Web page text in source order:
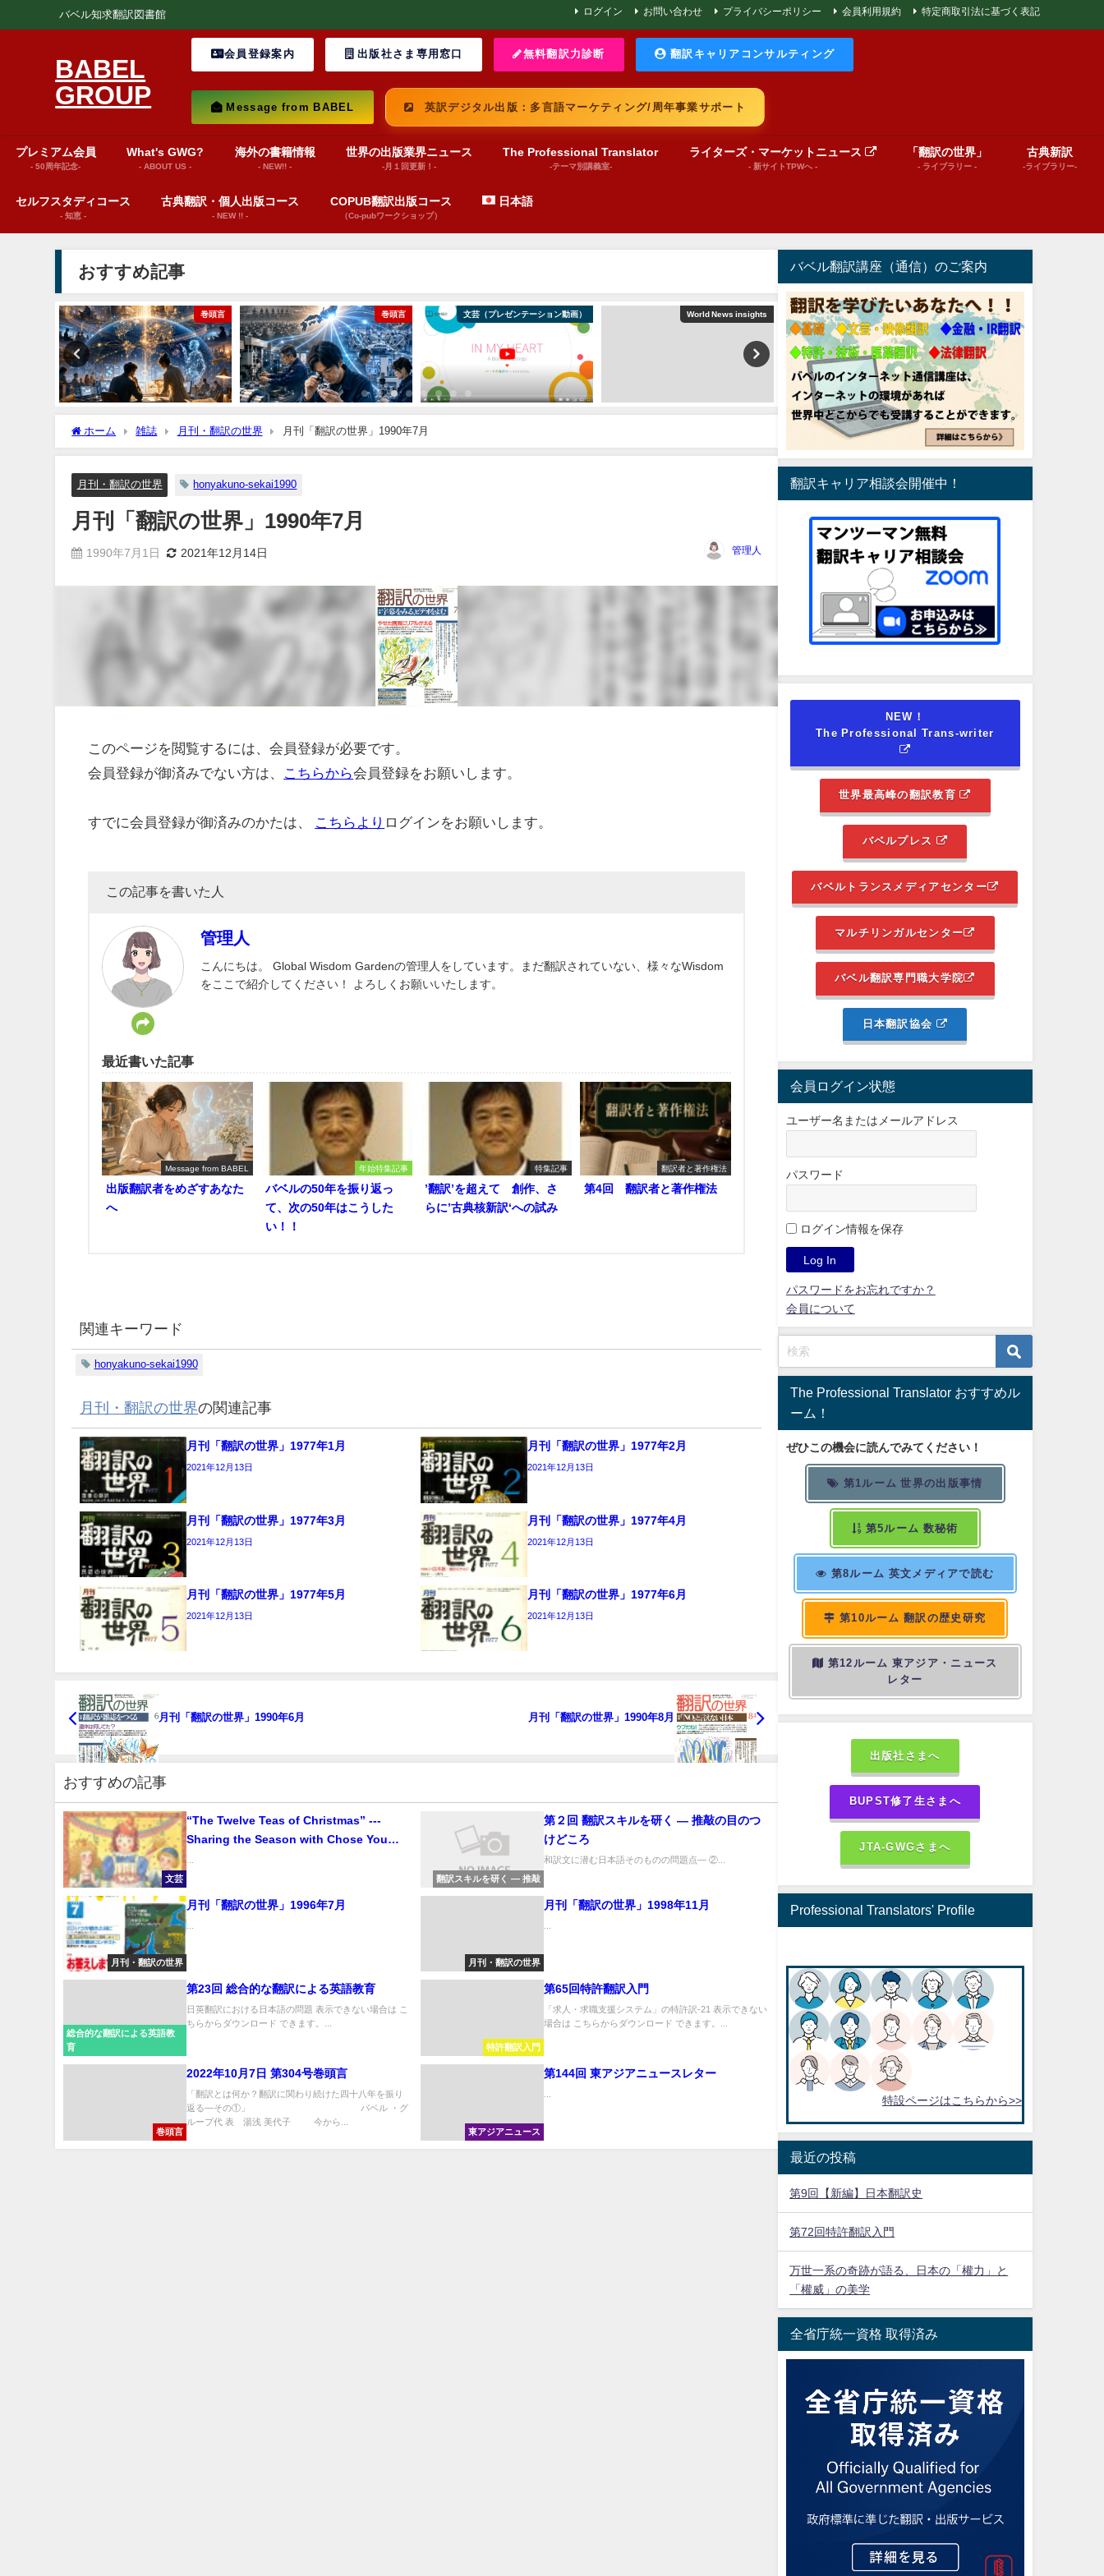
バベル知求翻訳図書館 ログイン お問い合わせ プライバシーポリシー 会員利用規約 特定商取引法に基づく表記
BABEL
GROUP
会員登録案内 出版社さま専用窓口 無料翻訳力診断 翻訳キャリアコンサルティング
Message from BABEL 英訳デジタル出版：多言語マーケティング/周年事業サポート
プレミアム会員
- 50周年記念-
What's GWG?
- ABOUT US -
海外の書籍情報
- NEW!! -
世界の出版業界ニュース
-月１回更新！-
The Professional Translator
-テーマ別講義室-
ライターズ・マーケットニュース
- 新サイトTPWへ -
「翻訳の世界」
- ライブラリー -
古典新訳
-ライブラリー-
セルフスタディコース
- 知恵 -
古典翻訳・個人出版コース
- NEW !! -
COPUB翻訳出版コース
（Co-pubワークショップ）
日本語
おすすめ記事
巻頭言 巻頭言 文芸（プレゼンテーション動画） World News insights 文芸（プレゼンテーション動画）
ホーム 雑誌 月刊・翻訳の世界 月刊「翻訳の世界」1990年7月
月刊・翻訳の世界 honyakuno-sekai1990
月刊「翻訳の世界」1990年7月
1990年7月1日 2021年12月14日 管理人
このページを閲覧するには、会員登録が必要です。
会員登録が御済みでない方は、
こちらから会員登録をお願いします。
すでに会員登録が御済みのかたは、 こちらより ログインをお願いします。
この記事を書いた人
管理人
こんにちは。 Global Wisdom Gardenの管理人をしています。まだ翻訳されていない、様々なWisdom
をここで紹介してください！ よろしくお願いいたします。
最近書いた記事
Message from BABEL
出版翻訳者をめざすあなた
へ
年始特集記事
バベルの50年を振り返っ
て、次の50年はこうした
い！！
特集記事
’翻訳’を超えて 創作、さ
らに’古典核新訳‘への試み
翻訳者と著作権法
第4回 翻訳者と著作権法
関連キーワード
honyakuno-sekai1990
月刊・翻訳の世界の関連記事
月刊「翻訳の世界」1977年1月
2021年12月13日
月刊「翻訳の世界」1977年2月
2021年12月13日
月刊「翻訳の世界」1977年3月
2021年12月13日
月刊「翻訳の世界」1977年4月
2021年12月13日
月刊「翻訳の世界」1977年5月
2021年12月13日
月刊「翻訳の世界」1977年6月
2021年12月13日
月刊「翻訳の世界」1990年6月 月刊「翻訳の世界」1990年8月
おすすめの記事
文芸
“The Twelve Teas of Christmas” ---
Sharing the Season with Chose You
翻訳スキルを研く ― 推敲
第２回 翻訳スキルを研く ― 推敲の目のつ
けどころ
和訳文に潜む日本語そのものの問題点― ②...
月刊・翻訳の世界
月刊「翻訳の世界」1996年7月
月刊・翻訳の世界
月刊「翻訳の世界」1998年11月
総合的な翻訳による英語教
育
第23回 総合的な翻訳による英語教育
日英翻訳における日本語の問題 表示できない場合は こ
ちらからダウンロード できます。...
特許翻訳入門
第65回特許翻訳入門
「求人・求職支援システム」の特許訳-21 表示できない
場合は こちらからダウンロード できます。...
巻頭言
2022年10月7日 第304号巻頭言
「翻訳とは何か？翻訳に関わり続けた四十八年を振り
返る—その①」 バベル ・グ
ループ代 表 湯浅 美代子 今から...
東アジアニュース
第144回 東アジアニュースレター
バベル翻訳講座（通信）のご案内
翻訳キャリア相談会開催中！
NEW！
The Professional Trans-writer
世界最高峰の翻訳教育
バベルプレス
バベルトランスメディアセンター
マルチリンガルセンター
バベル翻訳専門職大学院
日本翻訳協会
会員ログイン状態
ユーザー名またはメールアドレス
パスワード
ログイン情報を保存
パスワードをお忘れですか？
会員について
The Professional Translator おすすめル
ーム！
ぜひこの機会に読んでみてください！
第1ルーム 世界の出版事情
第5ルーム 数秘術
第8ルーム 英文メディアで読む
第10ルーム 翻訳の歴史研究
第12ルーム 東アジア・ニュース
レター
出版社さまへ
BUPST修了生さまへ
JTA-GWGさまへ
Professional Translators' Profile
特設ページはこちらから>>
最近の投稿
第9回【新編】日本翻訳史
第72回特許翻訳入門
万世一系の奇跡が語る、日本の「權力」と
「權威」の美学
全省庁統一資格 取得済み